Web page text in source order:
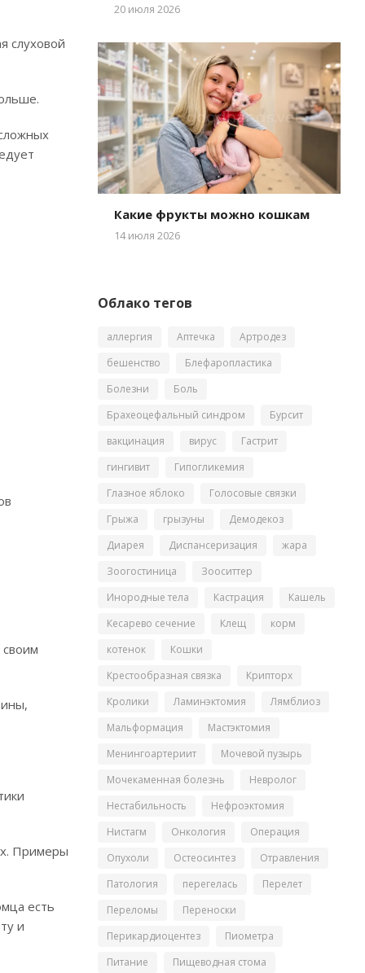
слуховой
Примеры
есть
и
20 июля 2026
Какие фрукты можно кошкам
14 июля 2026
Облако тегов
аллергия Аптечка
Артродез
бешенство
Блефаропластика
Болезни
Боль
Брахеоцефальный синдром
Бурсит
вакцинация
вирус
Гастрит
гингивит
Гипогликемия
Глазное яблоко
Голосовые связки
Грыжа
грызуны
Демодекоз
Диарея
Диспансеризация
жара
Зоогостиница
Зооситтер
Инородные тела
Кастрация
Кашель
Кесарево сечение
Клещ
корм
котенок
Кошки
Крестообразная связка
Крипторх
Кролики
Ламинэктомия
Лямблиоз
Мальформация
Мастэктомия
Менингоартериит
Мочевой пузырь
Мочекаменная болезнь
Невролог
Нестабильность
Нефроэктомия
Нистагм
Онкология
Операция
Опухоли
Остеосинтез
Отравления
Патология
перегелась
Перелет
Переломы
Переноски
Перикардиоцентез
Пиометра
Питание
Пищеводная стома